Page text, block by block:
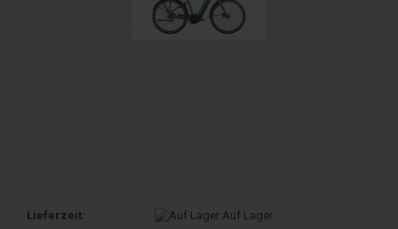
Lieferzeit: Auf Lager